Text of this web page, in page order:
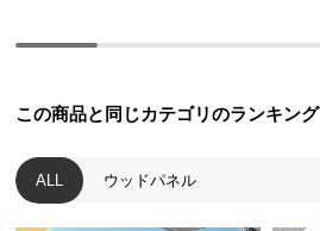
に
い
この商品と同じカテゴリのランキング
ALL ウッドパネル